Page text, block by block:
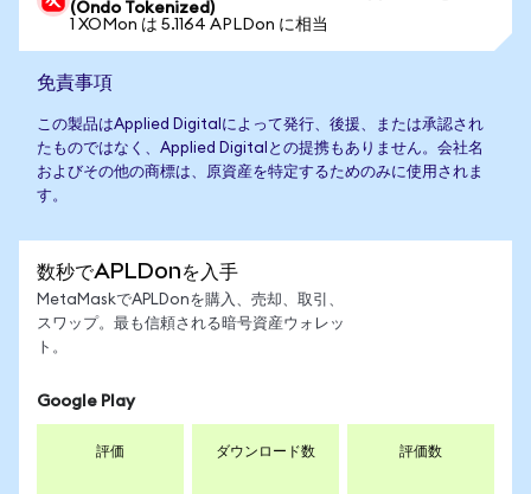
(Ondo Tokenized)
1 XOMon は 5.1164 APLDon に相当
免責事項
この製品はApplied Digitalによって発行、後援、または承認され
たものではなく、Applied Digitalとの提携もありません。会社名
およびその他の商標は、原資産を特定するためのみに使用されま
す。
数秒でAPLDonを入手
MetaMaskでAPLDonを購入、売却、取引、
スワップ。最も信頼される暗号資産ウォレッ
ト。
Google Play
評価 ダウンロード数 評価数